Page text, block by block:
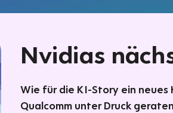
Nvidias
Wie für die KI-Story ein
Qualcomm unter Druck